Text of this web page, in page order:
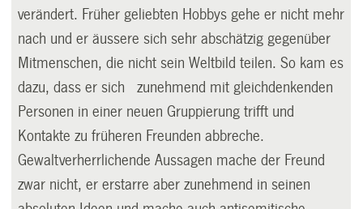
verändert. Früher geliebten Hobbys gehe er nicht mehr
nach und er äussere sich sehr abschätzig gegenüber
Mitmenschen, die nicht sein Weltbild teilen. So kam es
dazu, dass er sich zunehmend mit gleichdenkenden
Personen in einer neuen Gruppierung trifft und
Kontakte zu früheren Freunden abbreche.
Gewaltverherrlichende Aussagen mache der Freund
zwar nicht, er erstarre aber zunehmend in seinen